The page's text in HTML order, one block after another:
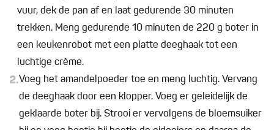
vuur, dek de pan af en laat gedurende 30 minuten
trekken. Meng gedurende 10 minuten de 220 g boter in
een keukenrobot met een platte deeghaak tot een
luchtige crème.
2.Voeg het amandelpoeder toe en meng luchtig. Vervang
de deeghaak door een klopper. Voeg er geleidelijk de
geklaarde boter bij. Strooi er vervolgens de bloemsuiker